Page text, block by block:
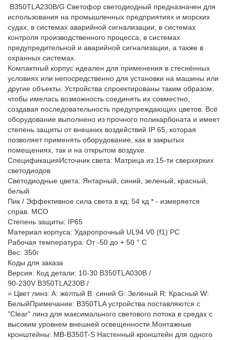
B350TLA230B/G Светофор светодиодный предназначен для
использования на промышленных предприятиях и морских
судах, в системах аварийной сигнализации, в системах
контроля производственного процесса, в системах
предупредительной и аварийной сигнализации, а также в
охранных системах.
Компактный корпус идеален для применения в стеснённых
условиях или непосредственно для установки на машины или
другие объекты. Устройства спроектированы таким образом,
чтобы имелась возможность соединять их совместно,
создавая последовательность предупреждающих цветов. Всё
оборудование выполнено из прочного поликарбоната и имеет
степень защиты от внешних воздействий IP 65, которая
позволяет применять оборудование, как в закрытых
помещениях, так и на открытом воздухе.
СпецификацияИсточник света: Матрица из 15-ти сверхярких
светодиодов
Светодиодные цвета: Янтарный, синий, зеленый, красный,
белый
Пик / Эффективное сила света в кд: 54 кд * - измеряется
справ. МСО
Степень защиты: IP65
Материал корпуса: Ударопрочный UL94 V0 (f1) PC
Рабочая температура: От -50 до + 50 ° C
Вес: 350г
Коды для заказа
Версия: Код детали: 10-30 B350TLA030B /
90-230V B350TLA230B /
= Цвет линз: A: желтый В: синий G: Зеленый R: Красный W:
БелыйПримечание: B350TLA устройства поставляются с
"Clear" линз для максимального светового потока в средах с
высоким уровнем внешней освещенности.Монтажные
кронштейны: MB-B350T-S Настенный кронштейн для одного